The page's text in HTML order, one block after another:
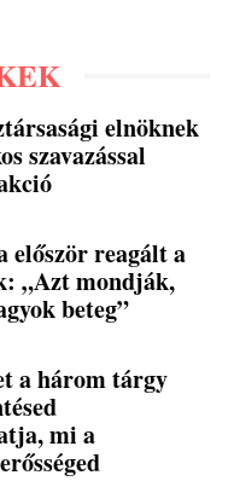
elnöknek
szavazással
először reagált a
„Azt mondják,
beteg”
a három tárgy
mi a